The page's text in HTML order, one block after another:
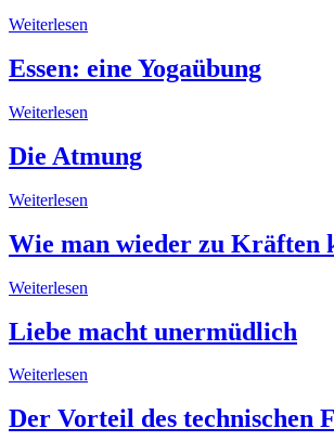
Weiterlesen
Essen: eine Yogaübung
Weiterlesen
Die Atmung
Weiterlesen
Wie man wieder zu Kräften
Weiterlesen
Liebe macht unermüdlich
Weiterlesen
Der Vorteil des technischen